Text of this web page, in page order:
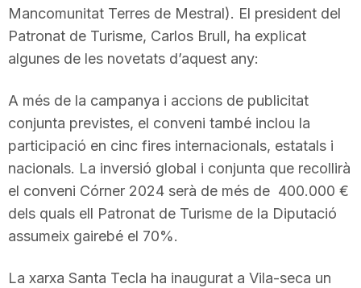
o
a
Mancomunitat Terres de Mestral). El president del
Patronat de Turisme, Carlos Brull, ha explicat
algunes de les novetats d’aquest any:
A més de la campanya i accions de publicitat
conjunta previstes, el conveni també inclou la
participació en cinc fires internacionals, estatals i
nacionals. La inversió global i conjunta que recollirà
el conveni Córner 2024 serà de més de 400.000 €
dels quals ell Patronat de Turisme de la Diputació
assumeix gairebé el 70%.
La xarxa Santa Tecla ha inaugurat a Vila-seca un